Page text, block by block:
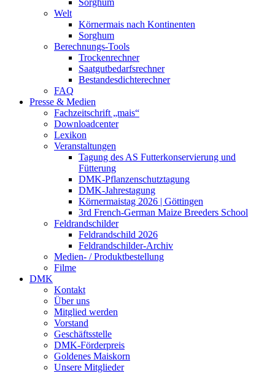
Welt
Körnermais nach Kontinenten
Sorghum
Berechnungs-Tools
Trockenrechner
Saatgutbedarfsrechner
Bestandesdichterechner
FAQ
Presse & Medien
Fachzeitschrift „mais“
Downloadcenter
Lexikon
Veranstaltungen
Tagung des AS Futterkonservierung und
Fütterung
DMK-Pflanzenschutztagung
DMK-Jahrestagung
Körnermaistag 2026 | Göttingen
3rd French-German Maize Breeders School
Feldrandschilder
Feldrandschild 2026
Feldrandschilder-Archiv
Medien- / Produktbestellung
Filme
DMK
Kontakt
Über uns
Mitglied werden
Vorstand
Geschäftsstelle
DMK-Förderpreis
Goldenes Maiskorn
Unsere Mitglieder